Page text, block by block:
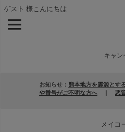
ゲスト 様こんにちは
キャン
お知らせ： 熊本地方を震源とす
や番号がご不明な方へ
悪
メイコ